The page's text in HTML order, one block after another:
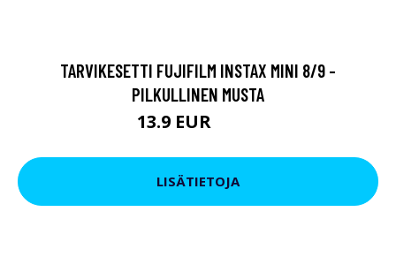
TARVIKESETTI FUJIFILM INSTAX MINI 8/9 -
PILKULLINEN MUSTA
13.9 EUR
LISÄTIETOJA